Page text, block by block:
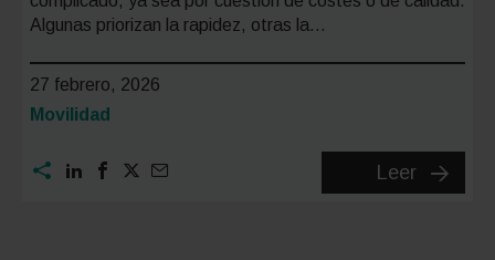
Algunas priorizan la rapidez, otras la…
27 febrero, 2026
Categoría:
Movilidad
Leer
Top